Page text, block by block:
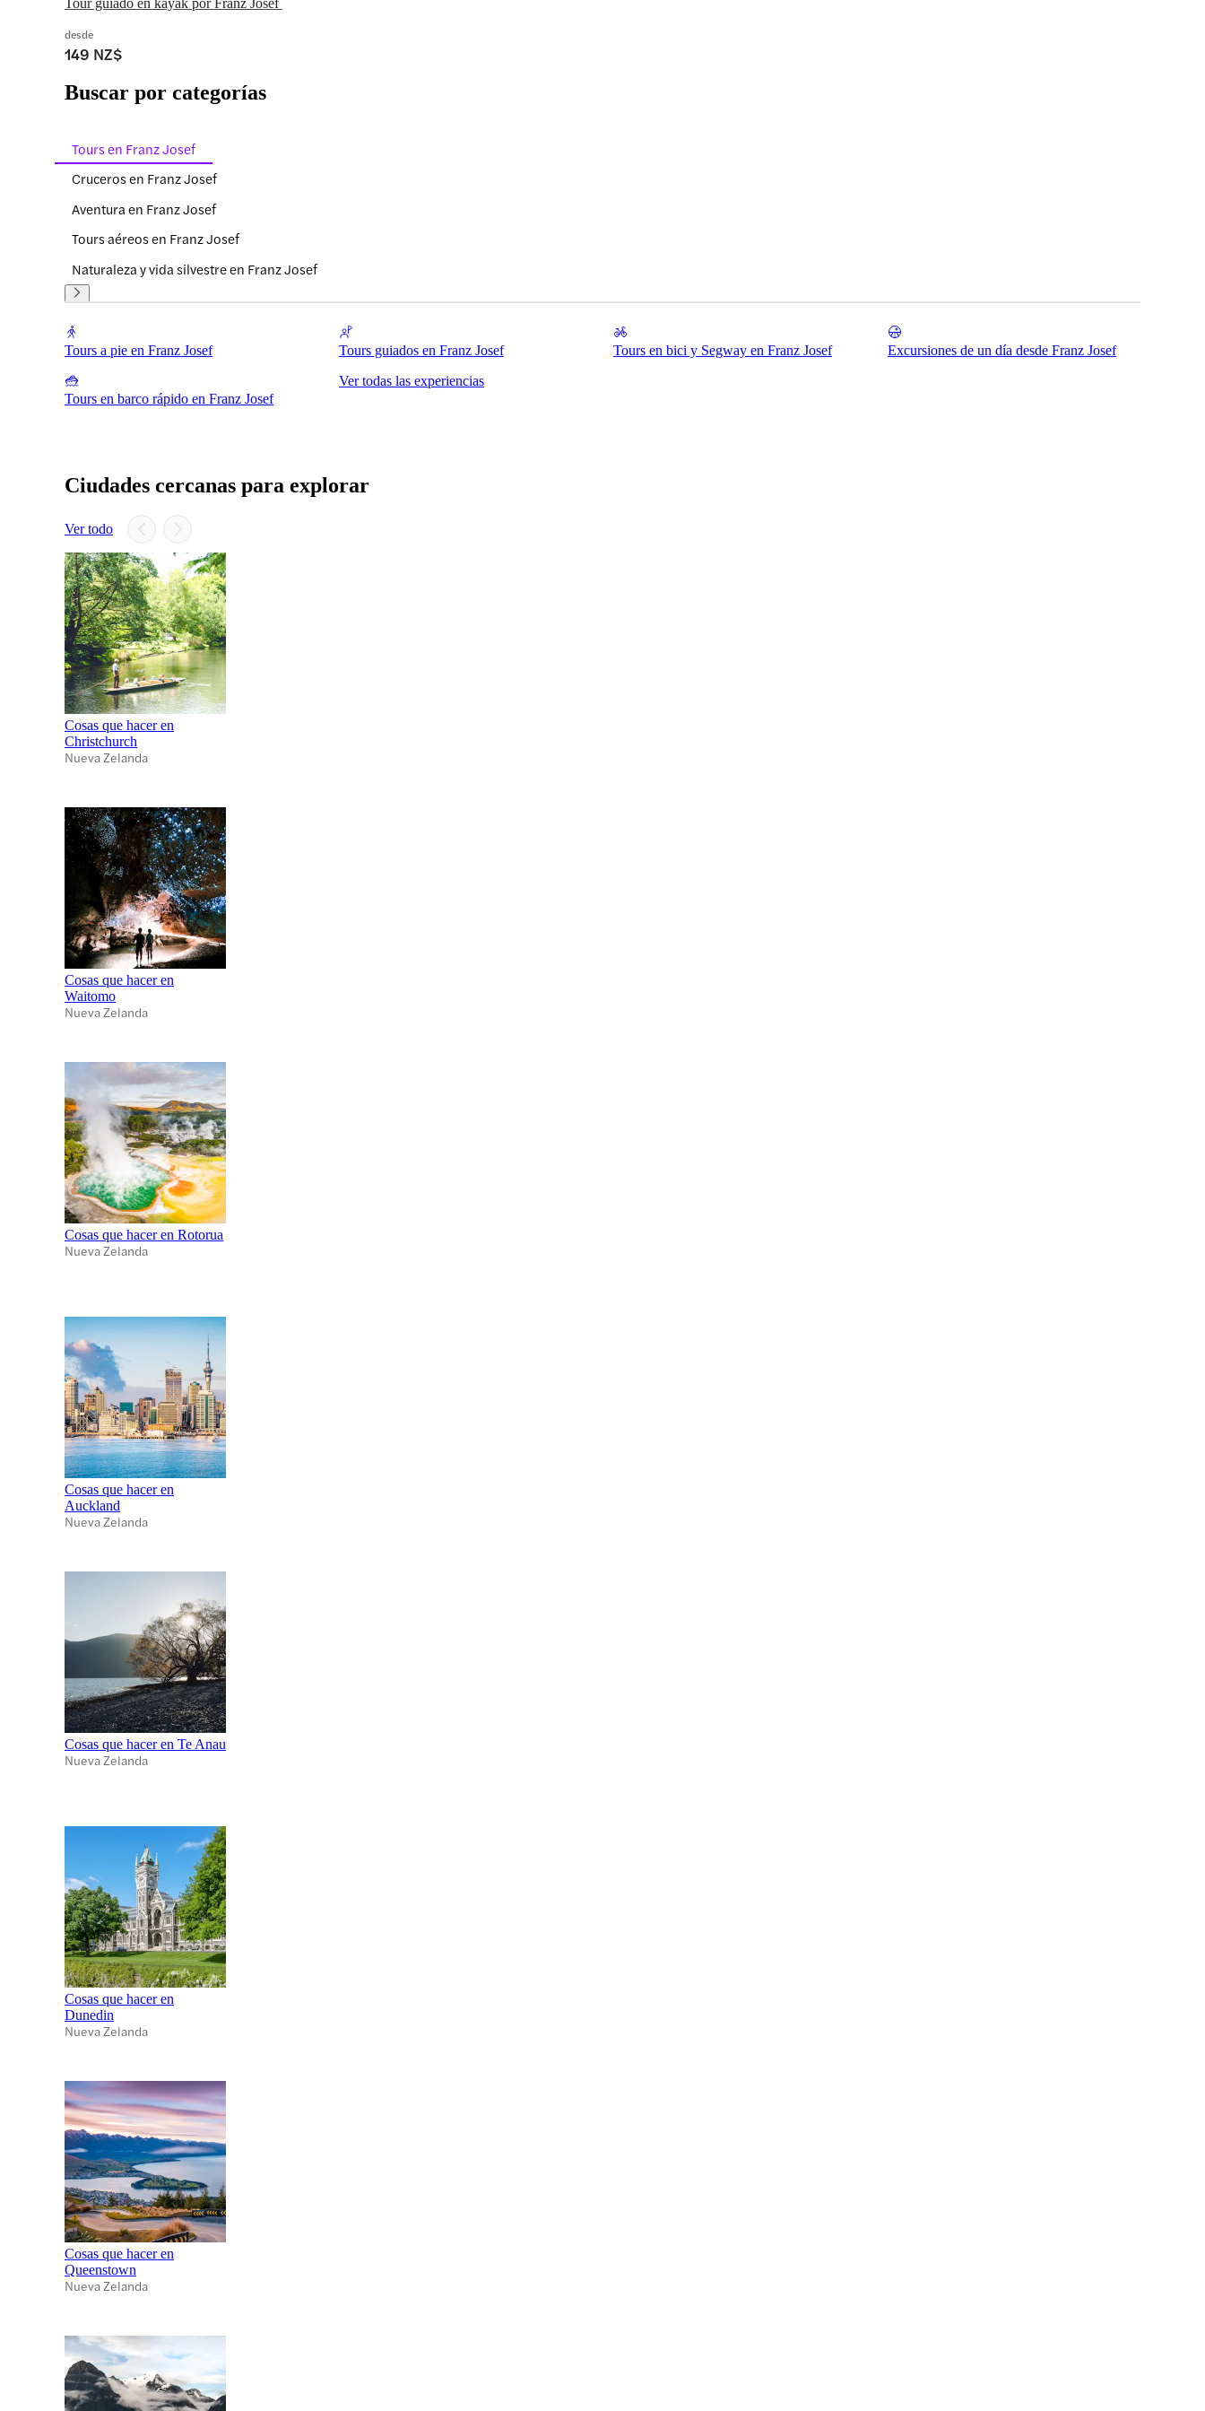
Tour guiado en kayak por Franz Josef
desde
149 NZ$
Buscar por categorías
Tours en Franz Josef
Cruceros en Franz Josef
Aventura en Franz Josef
Tours aéreos en Franz Josef
Naturaleza y vida silvestre en Franz Josef
Tours a pie en Franz Josef Tours guiados en Franz Josef Tours en bici y Segway en Franz Josef Excursiones de un día desde Franz Josef
Tours en barco rápido en Franz Josef
Ver todas las experiencias
Ciudades cercanas para explorar
Ver todo
Cosas que hacer en
Christchurch
Nueva Zelanda
Cosas que hacer en
Waitomo
Nueva Zelanda
Cosas que hacer en Rotorua
Nueva Zelanda
Cosas que hacer en
Auckland
Nueva Zelanda
Cosas que hacer en Te Anau
Nueva Zelanda
Cosas que hacer en
Dunedin
Nueva Zelanda
Cosas que hacer en
Queenstown
Nueva Zelanda